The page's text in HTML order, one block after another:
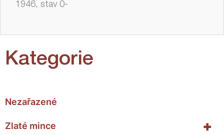
Kategorie
Nezařazené
+
Zlaté mince
1946, stav 0-